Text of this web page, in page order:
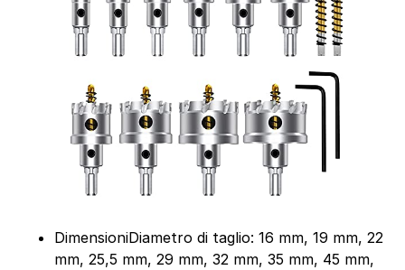
DimensioniDiametro di taglio: 16 mm, 19 mm, 22
mm, 25,5 mm, 29 mm, 32 mm, 35 mm, 45 mm,